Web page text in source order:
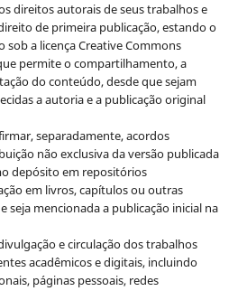
direitos autorais de seus trabalhos e
de primeira publicação, estando o
sob a licençaCreative Commons
permite o compartilhamento, a
do conteúdo, desde que sejam
a autoria e a publicação original
separadamente, acordos
não exclusiva da versão publicada
depósito em repositórios
em livros, capítulos ou outras
seja mencionada a publicação inicial na
e circulação dos trabalhos
acadêmicos e digitais, incluindo
páginas pessoais, redes